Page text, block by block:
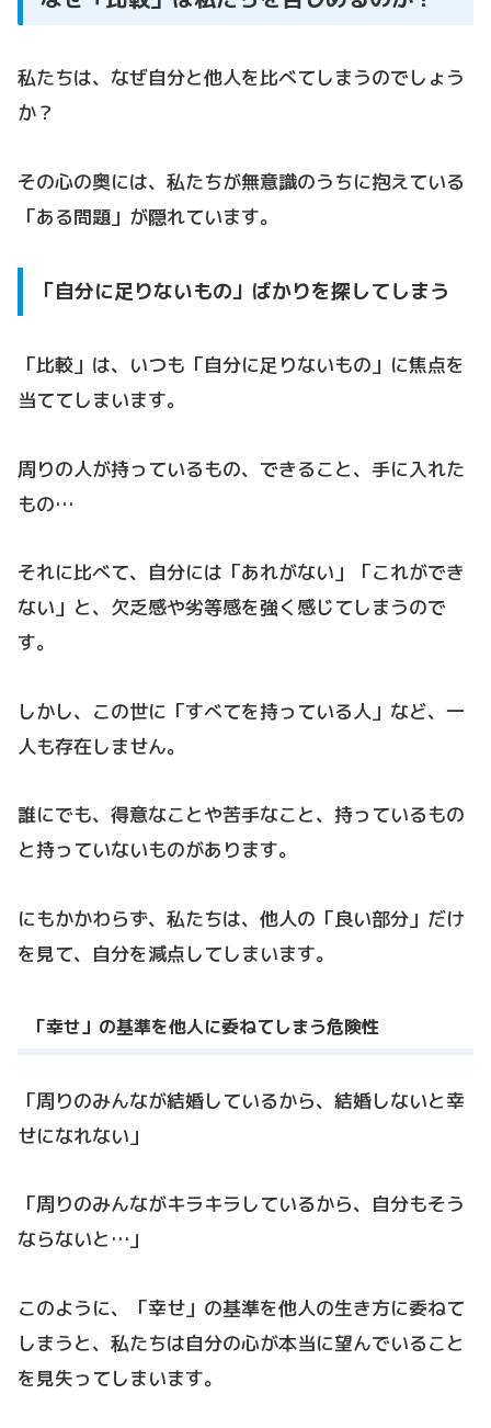
私たちは、なぜ自分と他人を比べてしまうのでしょう
か？
その心の奥には、私たちが無意識のうちに抱えている
「ある問題」が隠れています。
「自分に足りないもの」ばかりを探してしまう
「比較」は、いつも「自分に足りないもの」に焦点を
当ててしまいます。
周りの人が持っているもの、できること、手に入れた
もの…
それに比べて、自分には「あれがない」「これができ
ない」と、欠乏感や劣等感を強く感じてしまうので
す。
しかし、この世に「すべてを持っている人」など、一
人も存在しません。
誰にでも、得意なことや苦手なこと、持っているもの
と持っていないものがあります。
にもかかわらず、私たちは、他人の「良い部分」だけ
を見て、自分を減点してしまいます。
「幸せ」の基準を他人に委ねてしまう危険性
「周りのみんなが結婚しているから、結婚しないと幸
せになれない」
「周りのみんながキラキラしているから、自分もそう
ならないと…」
このように、「幸せ」の基準を他人の生き方に委ねて
しまうと、私たちは自分の心が本当に望んでいること
を見失ってしまいます。